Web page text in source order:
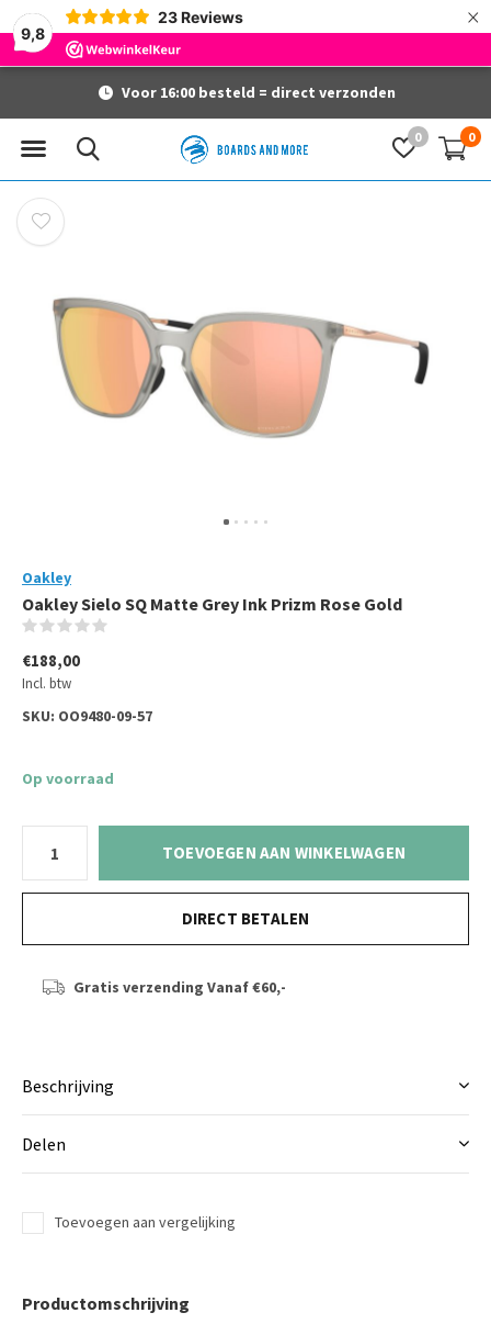
9,8
23 Reviews ×
0 0
Voor 16:00 besteld = direct verzonden
Oakley
Oakley Sielo SQ Matte Grey Ink Prizm Rose Gold
€188,00
Incl. btw
SKU: OO9480-09-57
Op voorraad
TOEVOEGEN AAN WINKELWAGEN
DIRECT BETALEN
Gratis verzending Vanaf €60,-
Beschrijving
Delen
Toevoegen aan vergelijking
Productomschrijving